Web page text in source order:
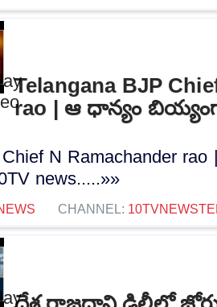
Telangana BJP
rao | ఆ ధాన్యం
Chief N Ramachander
news.....»»
CHANNEL: